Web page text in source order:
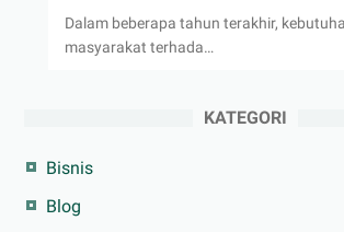
Dalam beberapa tahun terakhir,
masyarakat terhada…
KATEGORI
Bisnis
Blog